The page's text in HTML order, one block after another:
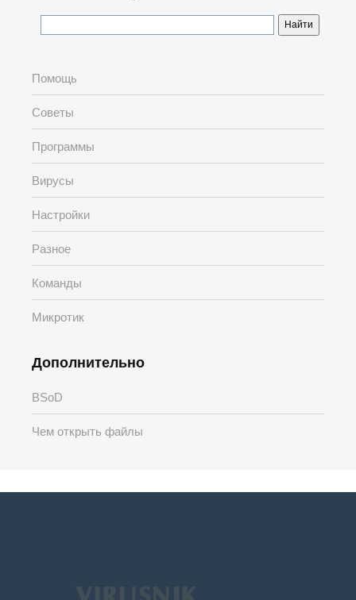
Помощь
Советы
Программы
Вирусы
Настройки
Разное
Команды
Микротик
Дополнительно
BSoD
Чем открыть файлы